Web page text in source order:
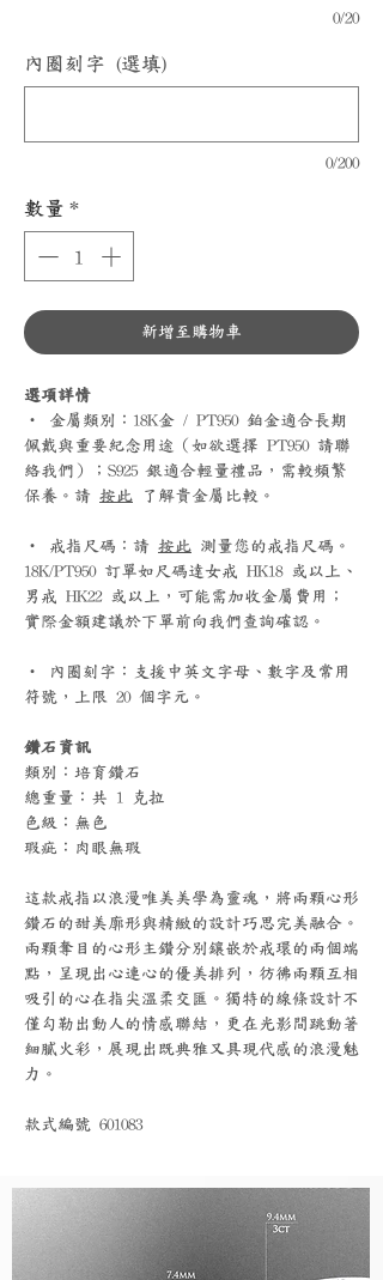
0/20
內圈刻字 (選填)
0/200
數量 *
新增至購物車
選項詳情
‧ 金屬類別：18K金 / PT950 鉑金適合長期
佩戴與重要紀念用途（如欲選擇 PT950 請聯
絡我們）；S925 銀適合輕量禮品，需較頻繁
保養。請 按此 了解貴金屬比較。
‧ 戒指尺碼：請 按此 測量您的戒指尺碼。
18K/PT950 訂單如尺碼達女戒 HK18 或以上、
男戒 HK22 或以上，可能需加收金屬費用；
實際金額建議於下單前向我們查詢確認。
‧ 內圈刻字：支援中英文字母、數字及常用
符號，上限 20 個字元。
鑽石資訊
類別：培育鑽石
總重量：共 1 克拉
色級：無色
瑕疵：肉眼無瑕
這款戒指以浪漫唯美美學為靈魂，將兩顆心形
鑽石的甜美廓形與精緻的設計巧思完美融合。
兩顆奪目的心形主鑽分別鑲嵌於戒環的兩個端
點，呈現出心連心的優美排列，彷彿兩顆互相
吸引的心在指尖溫柔交匯。獨特的線條設計不
僅勾勒出動人的情感聯結，更在光影間跳動著
細膩火彩，展現出既典雅又具現代感的浪漫魅
力。
款式編號 601083